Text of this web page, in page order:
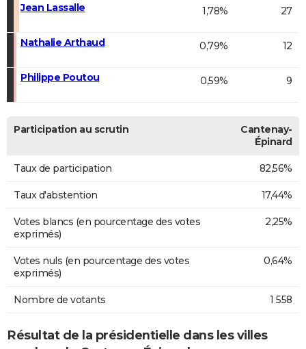
Jean Lassalle 1,78% 27
Nathalie Arthaud 0,79% 12
Philippe Poutou 0,59% 9
Participation au scrutin
Cantenay-
Épinard
Taux de participation 82,56%
Taux d'abstention 17,44%
Votes blancs (en pourcentage des votes
exprimés)
2,25%
Votes nuls (en pourcentage des votes
exprimés)
0,64%
Nombre de votants 1 558
Résultat de la présidentielle dans les villes